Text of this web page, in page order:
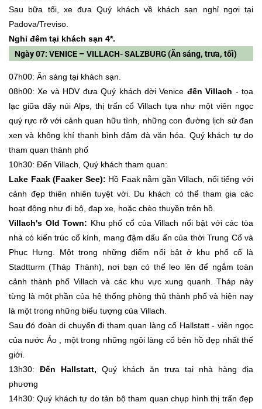
Sau bữa tối, xe đưa Quý khách về khách sạn nghỉ ngơi tại
Padova/Treviso.
Nghỉ đêm tại khách sạn 4*.
Ngày 07: VENICE – VILLACH- SALZBURG (Ăn sáng, trưa, tối)
07h00: Ăn sáng tại khách sạn.
08h00: Xe và HDV đưa Quý khách dời Venice đến Villach - tọa
lạc giữa dãy núi Alps, thị trấn cổ Villach tựa như một viên ngọc
quý rực rỡ với cảnh quan hữu tình, những con đường lịch sử đan
xen và không khí thanh bình đậm đà văn hóa. Quý khách tự do
tham quan thành phố
10h30: Đến Villach, Quý khách tham quan:
Lake Faak (Faaker See): Hồ Faak nằm gần Villach, nổi tiếng với
cảnh đẹp thiên nhiên tuyệt vời. Du khách có thể tham gia các
hoạt động như đi bộ, đạp xe, hoặc chèo thuyền trên hồ.
Villach's Old Town: Khu phố cổ của Villach nổi bật với các tòa
nhà có kiến trúc cổ kính, mang đậm dấu ấn của thời Trung Cổ và
Phục Hưng. Một trong những điểm nổi bật ở khu phố cổ là
Stadtturm (Tháp Thành), nơi bạn có thể leo lên để ngắm toàn
cảnh thành phố Villach và các khu vực xung quanh. Tháp này
từng là một phần của hệ thống phòng thủ thành phố và hiện nay
là một trong những biểu tượng của Villach.
Sau đó đoàn di chuyển đi tham quan làng cổ Hallstatt - viên ngọc
của nước Áo , một trong những ngôi làng cổ bên hồ đẹp nhất thế
giới.
13h30: Đến Hallstatt, Quý khách ăn trưa tại nhà hàng địa
phương
14h30: Quý khách tự do tản bộ tham quan chụp hình thị trấn đẹp